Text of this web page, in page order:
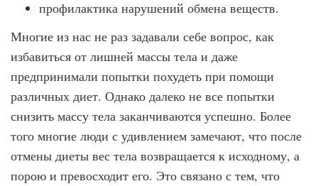
профилактика нарушений обмена веществ.
Многие из нас не раз задавали себе вопрос, как
избавиться от лишней массы тела и даже
предпринимали попытки похудеть при помощи
различных диет. Однако далеко не все попытки
снизить массу тела заканчиваются успешно. Более
того многие люди с удивлением замечают, что после
отмены диеты вес тела возвращается к исходному, а
порою и превосходит его. Это связано с тем, что